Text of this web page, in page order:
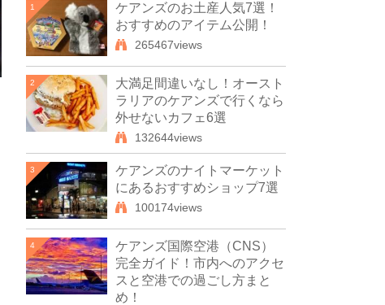
1
ケアンズのお土産人気7選！
おすすめのアイテム公開！
265467views
2
大満足間違いなし！オースト
ラリアのケアンズで行くなら
外せないカフェ6選
132644views
3
ケアンズのナイトマーケット
にあるおすすめショップ7選
100174views
4
ケアンズ国際空港（CNS）
完全ガイド！市内へのアクセ
スと空港での過ごし方まと
め！